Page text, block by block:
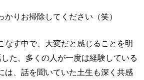
かりお掃除してください（笑）
なす中で、大変だと感じることを明
た、多くの人が一度は経験している
は、話を聞いていた土生も深く共感